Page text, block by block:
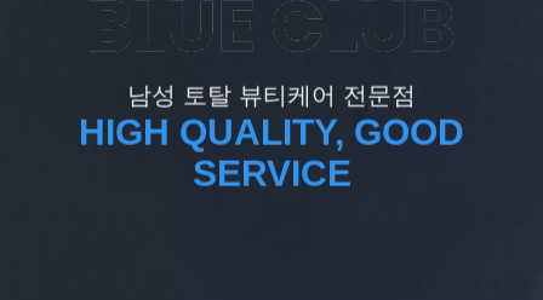
남성 토탈 뷰티케어 전문점
HIGH QUALITY, GOOD
SERVICE